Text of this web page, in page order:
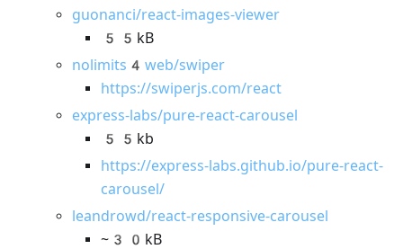
guonanci/react-images-viewer
55kB
nolimits4web/swiper
https://swiperjs.com/react
express-labs/pure-react-carousel
55kb
https://express-labs.github.io/pure-react-
carousel/
leandrowd/react-responsive-carousel
~30kB